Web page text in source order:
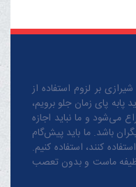
بر لزوم استفاده از
پابه پای زمان جلو برویم،
می‌شود و ما نباید اجازه
باشد. ما باید پیش‌گام
کنند، استفاده کنیم.
وظیفه ماست و بدون تعصب